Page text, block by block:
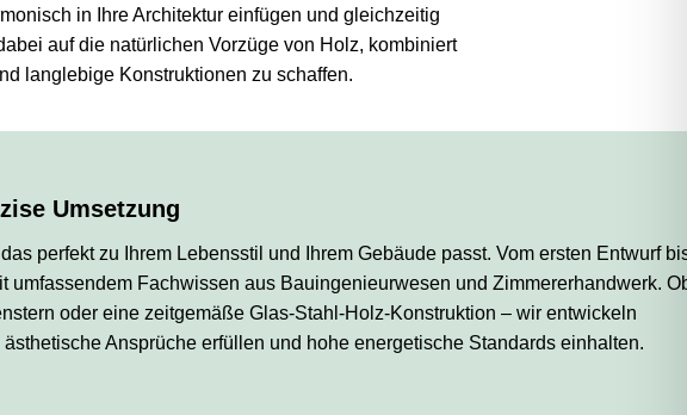
in Ihre Architektur einfügen und gleichzeitig
auf die natürlichen Vorzüge von Holz, kombiniert
langlebige Konstruktionen zu schaffen.
Umsetzung
perfekt zu Ihrem Lebensstil und Ihrem Gebäude passt. Vom ersten Entwurf
umfassendem Fachwissen aus Bauingenieurwesen und Zimmererhandwerk.
oder eine zeitgemäße Glas-Stahl-Holz-Konstruktion – wir entwickeln
Ansprüche erfüllen und hohe energetische Standards einhalten.